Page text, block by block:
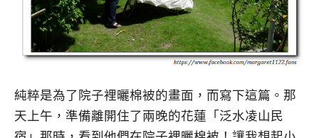
純粹是為了院子裡曬棉被的畫面，而寫下這篇。那
天上午，準備離開住了兩晚的花蓮「泛水凌山民